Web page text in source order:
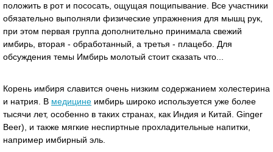
положить в рот и пососать, ощущая пощипывание. Все участники
обязательно выполняли физические упражнения для мышц рук,
при этом первая группа дополнительно принимала свежий
имбирь, вторая - обработанный, а третья - плацебо. Для
обсуждения темы Имбирь молотый стоит сказать что...
Корень имбиря славится очень низким содержанием холестерина
и натрия. В медицине имбирь широко используется уже более
тысячи лет, особенно в таких странах, как Индия и Китай. Ginger
Beer), и также мягкие неспиртные прохладительные напитки,
например имбирный эль.